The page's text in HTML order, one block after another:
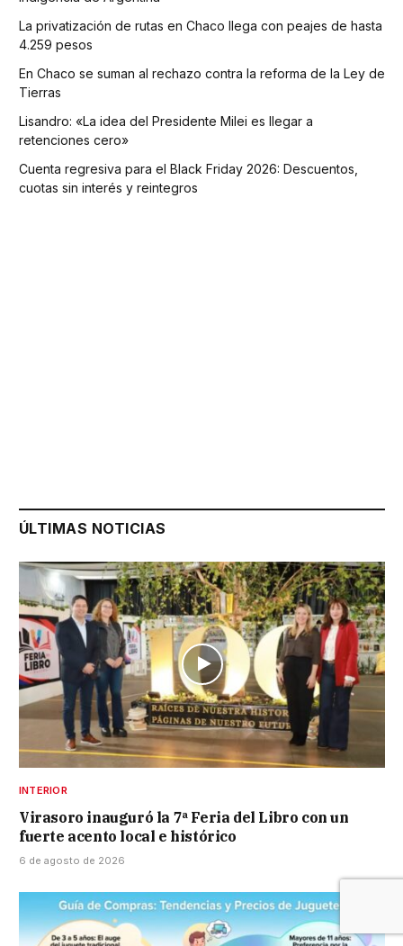
La privatización de rutas en Chaco llega con peajes de hasta
4.259 pesos
En Chaco se suman al rechazo contra la reforma de la Ley de
Tierras
Lisandro: «La idea del Presidente Milei es llegar a
retenciones cero»
Cuenta regresiva para el Black Friday 2026: Descuentos,
cuotas sin interés y reintegros
ÚLTIMAS NOTICIAS
INTERIOR
Virasoro inauguró la 7ª Feria del Libro con un
fuerte acento local e histórico
6 de agosto de 2026